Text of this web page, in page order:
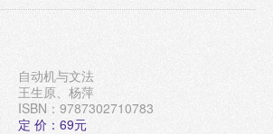
自动机与文法
王生原、杨萍
ISBN：9787302710783
定 价：69元